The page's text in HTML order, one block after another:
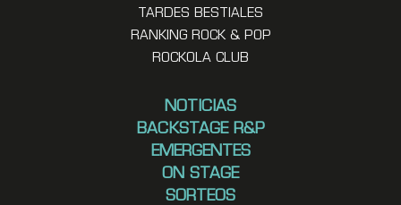
TARDES BESTIALES
RANKING ROCK & POP
ROCKOLA CLUB
NOTICIAS
BACKSTAGE R&P
EMERGENTES
ON STAGE
SORTEOS